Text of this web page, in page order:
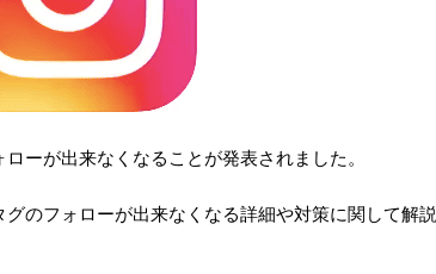
ーが出来なくなることが発表されました。
のフォローが出来なくなる詳細や対策に関して解説